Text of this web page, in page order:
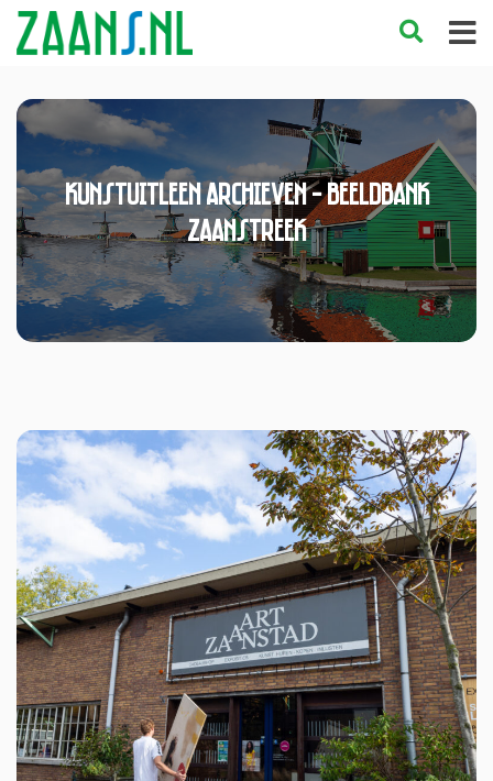
Kunstuitleen Archieven - Beeldbank
Zaanstreek